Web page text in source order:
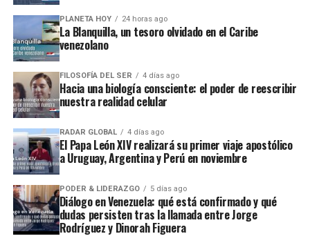
PLANETA HOY 24 horas ago
La Blanquilla, un tesoro olvidado en el Caribe
venezolano
FILOSOFÍA DEL SER 4 días ago
Hacia una biología consciente: el poder de reescribir
nuestra realidad celular
RADAR GLOBAL 4 días ago
El Papa León XIV realizará su primer viaje apostólico
a Uruguay, Argentina y Perú en noviembre
PODER & LIDERAZGO 5 días ago
Diálogo en Venezuela: qué está confirmado y qué
dudas persisten tras la llamada entre Jorge
Rodríguez y Dinorah Figuera